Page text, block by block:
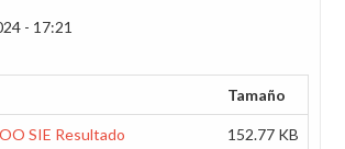
- 17:21
Tamaño
SIE Resultado
152.77 KB